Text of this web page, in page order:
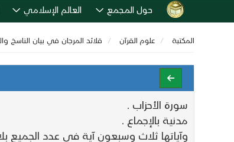
حول المجمع العالم الإسلامي
المكتبة علوم القرآن قلائد المرجان في بيان الناسخ
سورة الأحزاب .
مدنية بالإجماع .
وآياتها ثلاث وسبعون آية في عدد الجميع